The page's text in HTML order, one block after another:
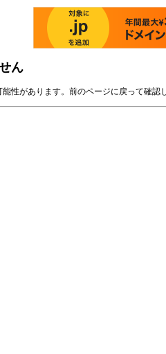
ん
性があります。前のページに戻って確認